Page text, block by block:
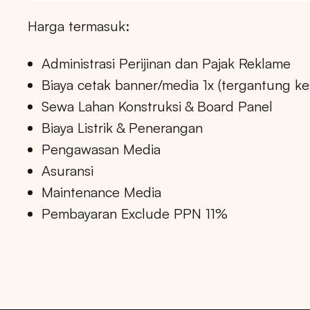
Harga termasuk:
Administrasi Perijinan dan Pajak Reklame
Biaya cetak banner/media 1x (tergantung
Sewa Lahan Konstruksi & Board Panel
Biaya Listrik & Penerangan
Pengawasan Media
Asuransi
Maintenance Media
Pembayaran Exclude PPN 11%